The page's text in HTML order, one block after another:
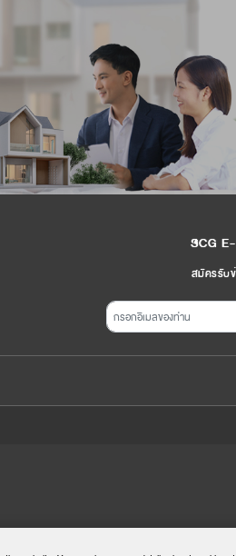
SCG
สมัครรับข่